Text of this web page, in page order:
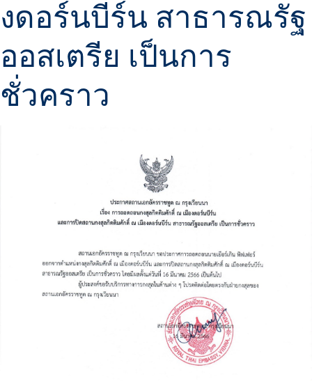
งดอร์นบีร์น สาธารณรัฐ
ออสเตรีย เป็นการ
ชั่วคราว